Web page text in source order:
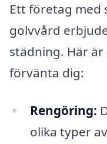
Ett företag med
golvvård
städning. Här är
förvänta dig:
Rengöring:
olika typer